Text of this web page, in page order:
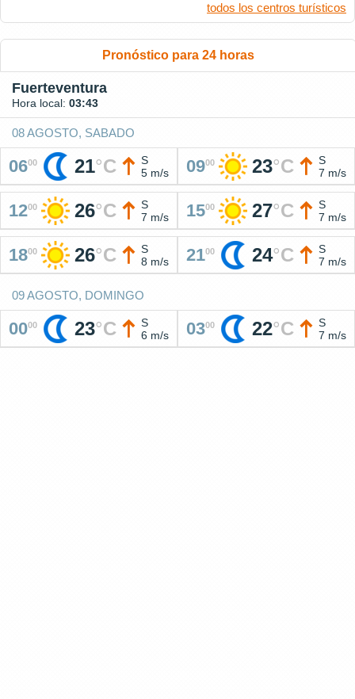
todos los centros turísticos
Pronóstico para 24 horas
Fuerteventura
Hora local: 03:43
08 AGOSTO, SABADO
0600 21°C
S
5 m/s
0900 23°C
S
7 m/s
1200 26°C
S
7 m/s
1500 27°C
S
7 m/s
1800 26°C
S
8 m/s
2100 24°C
S
7 m/s
09 AGOSTO, DOMINGO
0000 23°C
S
6 m/s
0300 22°C
S
7 m/s